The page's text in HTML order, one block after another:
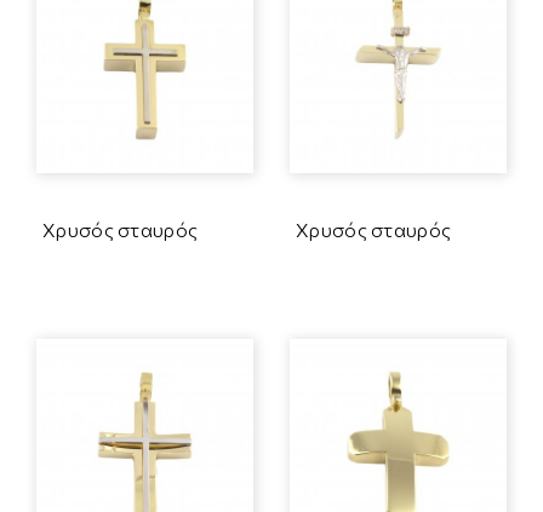
Χρυσός σταυρός Χρυσός σταυρός